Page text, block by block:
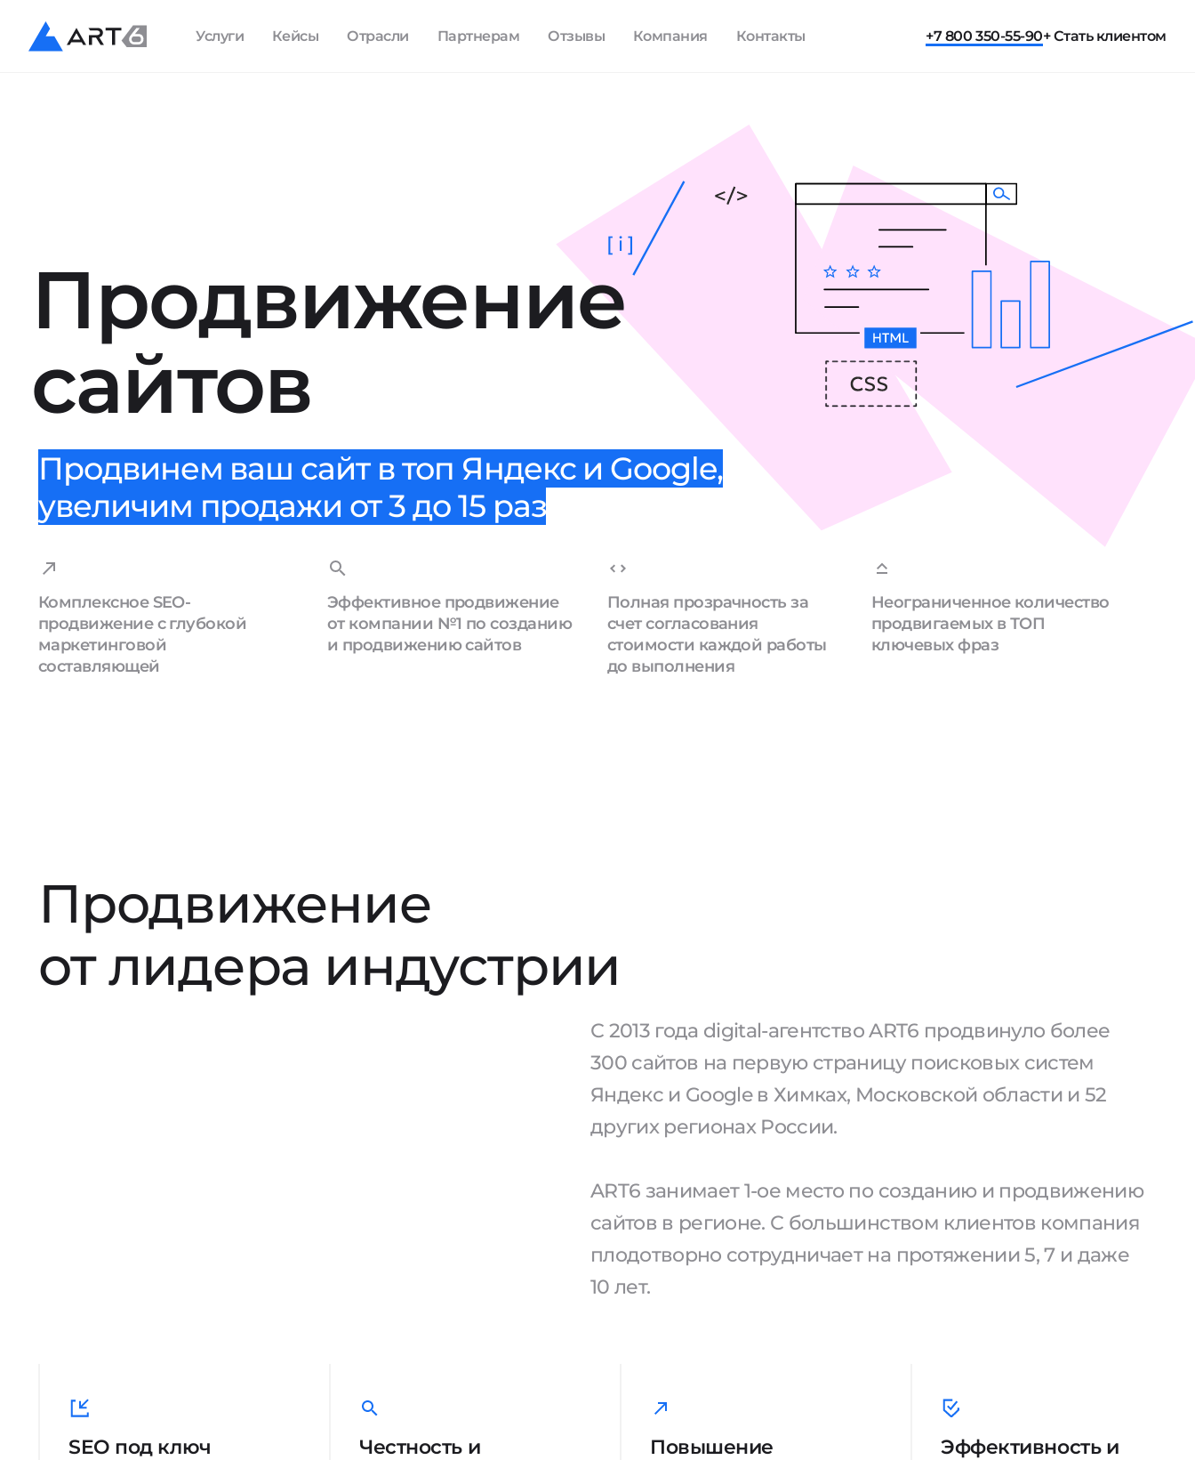
Услуги Кейсы Отрасли Партнерам Отзывы Компания Контакты +7 800 350-55-90+ Стать клиентом
Продвижение
сайтов
[ i ]
Продвинем ваш сайт в топ Яндекс и Google,
увеличим продажи от 3 до 15 раз
Комплексное SEO-
продвижение с глубокой
маркетинговой
составляющей
Эффективное продвижение
от компании №1 по созданию
и продвижению сайтов
Полная прозрачность за
счет согласования
стоимости каждой работы
до выполнения
Неограниченное количество
продвигаемых в ТОП
ключевых фраз
Продвижение
от лидера индустрии
С 2013 года digital-агентство ART6 продвинуло более
300 сайтов на первую страницу поисковых систем
Яндекс и Google в Химках, Московской области и 52
других регионах России.
ART6 занимает 1-ое место по созданию и продвижению
сайтов в регионе. С большинством клиентов компания
плодотворно сотрудничает на протяжении 5, 7 и даже
10 лет.
SEO под ключ
Честность и
Повышение
Эффективность и